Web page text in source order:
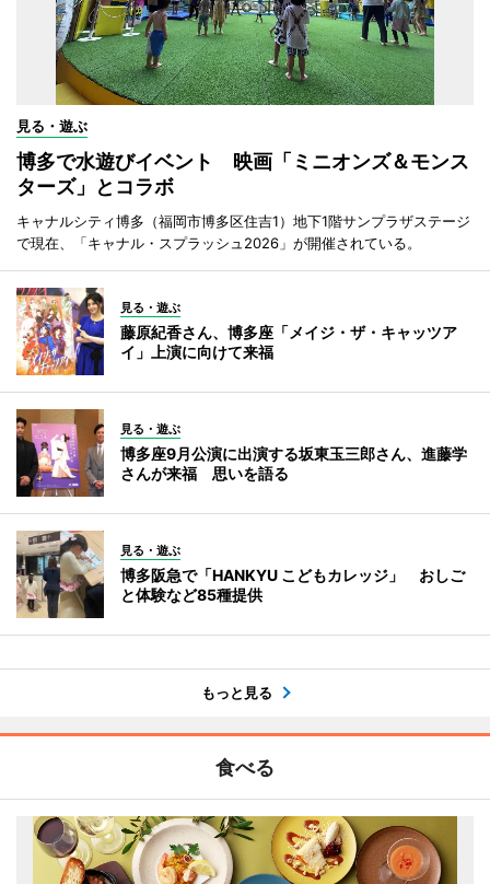
見る・遊ぶ
博多で水遊びイベント 映画「ミニオンズ＆モンス
ターズ」とコラボ
キャナルシティ博多（福岡市博多区住吉1）地下1階サンプラザステージ
で現在、「キャナル・スプラッシュ2026」が開催されている。
見る・遊ぶ
藤原紀香さん、博多座「メイジ・ザ・キャッツア
イ」上演に向けて来福
見る・遊ぶ
博多座9月公演に出演する坂東玉三郎さん、進藤学
さんが来福 思いを語る
見る・遊ぶ
博多阪急で「HANKYU こどもカレッジ」 おしご
と体験など85種提供
もっと見る
食べる